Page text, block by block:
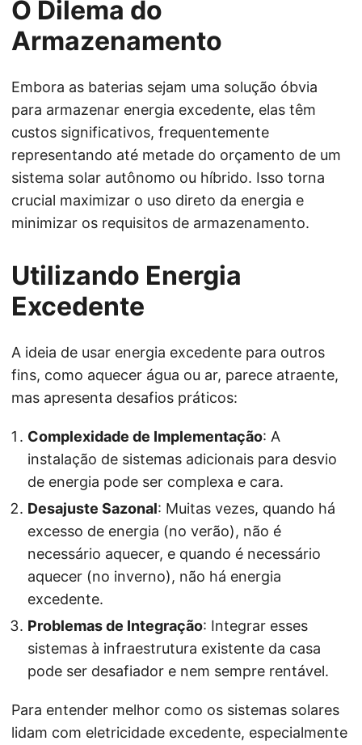
O Dilema do
Armazenamento
Embora as baterias sejam uma solução óbvia
para armazenar energia excedente, elas têm
custos significativos, frequentemente
representando até metade do orçamento de um
sistema solar autônomo ou híbrido. Isso torna
crucial maximizar o uso direto da energia e
minimizar os requisitos de armazenamento.
Utilizando Energia
Excedente
A ideia de usar energia excedente para outros
fins, como aquecer água ou ar, parece atraente,
mas apresenta desafios práticos:
Complexidade de Implementação: A
instalação de sistemas adicionais para desvio
de energia pode ser complexa e cara.
Desajuste Sazonal: Muitas vezes, quando há
excesso de energia (no verão), não é
necessário aquecer, e quando é necessário
aquecer (no inverno), não há energia
excedente.
Problemas de Integração: Integrar esses
sistemas à infraestrutura existente da casa
pode ser desafiador e nem sempre rentável.
Para entender melhor como os sistemas solares
lidam com eletricidade excedente, especialmente